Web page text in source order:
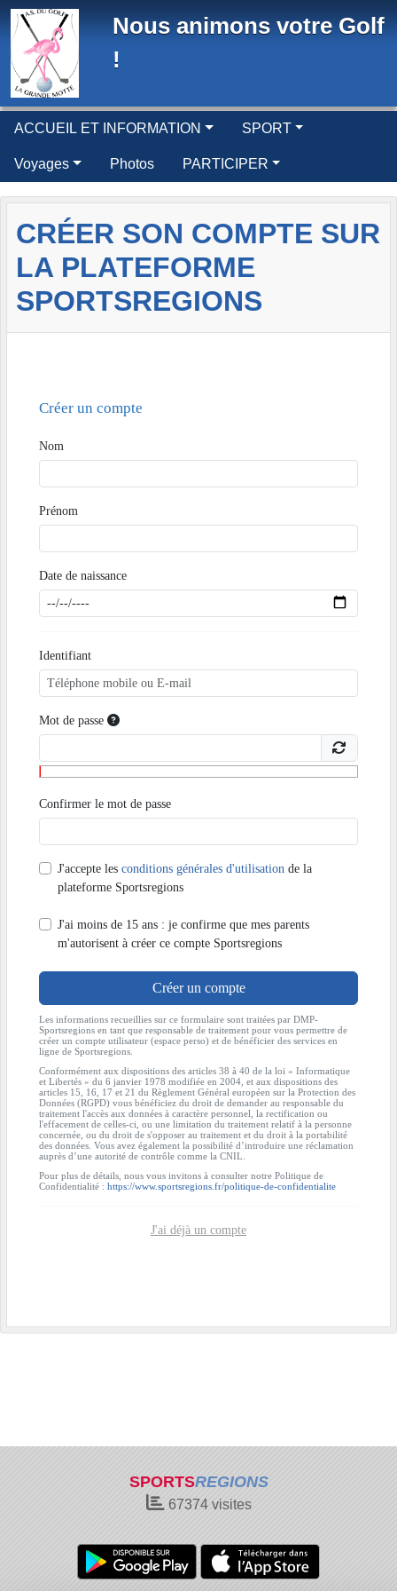
Nous animons votre Golf
!
ACCUEIL ET INFORMATION SPORT
Voyages Photos PARTICIPER
CRÉER SON COMPTE SUR
LA PLATEFORME
SPORTSREGIONS
Créer un compte
Nom
Prénom
Date de naissance
Identifiant
Mot de passe
Confirmer le mot de passe
J'accepte les conditions générales d'utilisation de la
plateforme Sportsregions
J'ai moins de 15 ans : je confirme que mes parents
m'autorisent à créer ce compte Sportsregions
Créer un compte
Les informations recueillies sur ce formulaire sont traitées par DMP-
Sportsregions en tant que responsable de traitement pour vous permettre de
créer un compte utilisateur (espace perso) et de bénéficier des services en
ligne de Sportsregions.
Conformément aux dispositions des articles 38 à 40 de la loi « Informatique
et Libertés » du 6 janvier 1978 modifiée en 2004, et aux dispositions des
articles 15, 16, 17 et 21 du Règlement Général européen sur la Protection des
Données (RGPD) vous bénéficiez du droit de demander au responsable du
traitement l'accès aux données à caractère personnel, la rectification ou
l'effacement de celles-ci, ou une limitation du traitement relatif à la personne
concernée, ou du droit de s'opposer au traitement et du droit à la portabilité
des données. Vous avez également la possibilité d’introduire une réclamation
auprès d’une autorité de contrôle comme la CNIL.
Pour plus de détails, nous vous invitons à consulter notre Politique de
Confidentialité : https://www.sportsregions.fr/politique-de-confidentialite
J'ai déjà un compte
SPORTSREGIONS
67374visites
Panneau de gestion des cookies